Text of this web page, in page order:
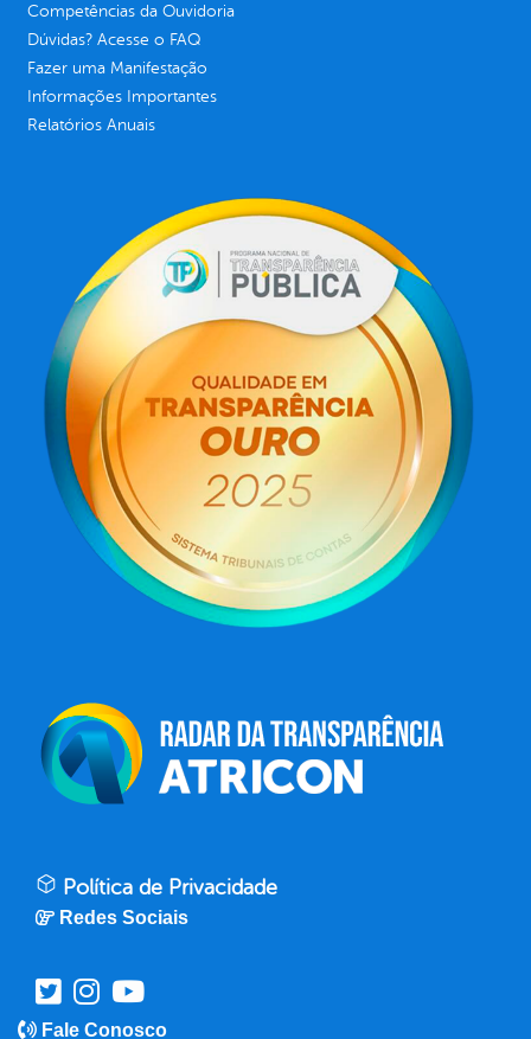
Competências da Ouvidoria
Dúvidas? Acesse o FAQ
Fazer uma Manifestação
Informações Importantes
Relatórios Anuais
Política de Privacidade
Redes Sociais
Fale Conosco